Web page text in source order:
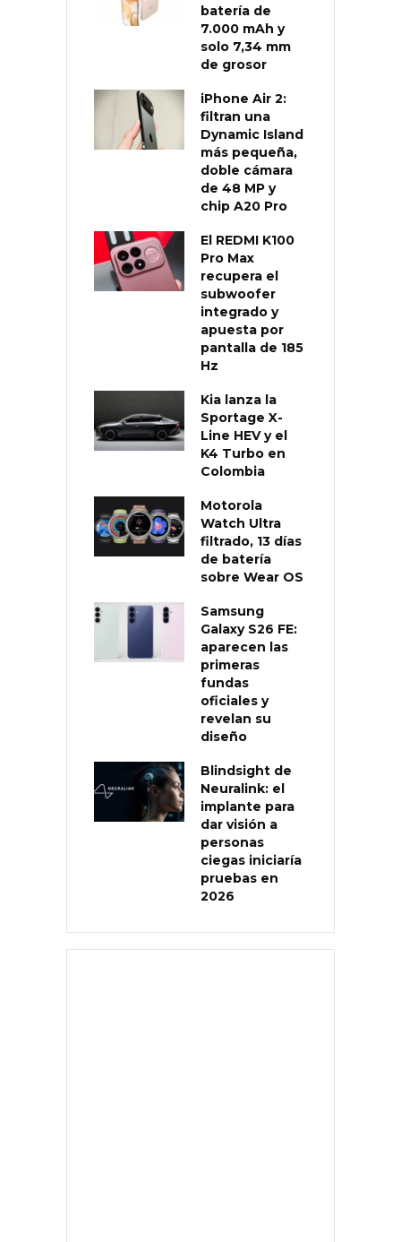
batería de
7.000 mAh y
solo 7,34 mm
de grosor
iPhone Air 2:
filtran una
Dynamic Island
más pequeña,
doble cámara
de 48 MP y
chip A20 Pro
El REDMI K100
Pro Max
recupera el
subwoofer
integrado y
apuesta por
pantalla de 185
Hz
Kia lanza la
Sportage X-
Line HEV y el
K4 Turbo en
Colombia
Motorola
Watch Ultra
filtrado, 13 días
de batería
sobre Wear OS
Samsung
Galaxy S26 FE:
aparecen las
primeras
fundas
oficiales y
revelan su
diseño
Blindsight de
Neuralink: el
implante para
dar visión a
personas
ciegas iniciaría
pruebas en
2026